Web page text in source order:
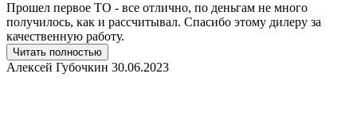
Прошел первое ТО - все отлично, по деньгам не много
получилось, как и рассчитывал. Спасибо этому дилеру за
качественную работу.
Читать полностью
Алексей Губочкин 30.06.2023